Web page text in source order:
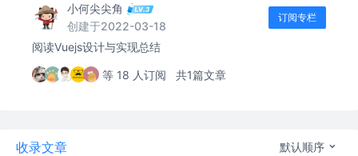
小何尖尖角
创建于2022-03-18
订阅专栏
阅读Vuejs设计与实现总结
等 18 人订阅 共1篇文章
收录文章 默认顺序